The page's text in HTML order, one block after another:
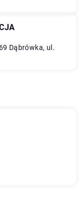
Dąbrówka, ul.